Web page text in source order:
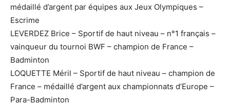
médaillé d’argent par équipes aux Jeux Olympiques –
Escrime
LEVERDEZ Brice – Sportif de haut niveau – n°1 français –
vainqueur du tournoi BWF – champion de France –
Badminton
LOQUETTE Méril – Sportif de haut niveau – champion de
France – médaillé d’argent aux championnats d’Europe –
Para-Badminton